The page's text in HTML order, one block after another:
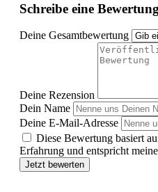
Schreibe eine Bewertung
Deine Gesamtbewertung
Deine Rezension
Dein Name
Deine E-Mail-Adresse
Diese Bewertung basiert
Erfahrung und entspricht
Jetzt bewerten